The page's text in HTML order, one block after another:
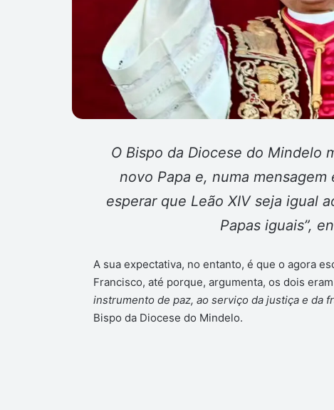
O Bispo da Diocese do Mindelo
novo Papa e, numa
esperar que Leão XIV seja igual
Papas iguais”,
A sua expectativa, no entanto, é que o agora
Francisco, até porque, argumenta, os dois
instrumento de paz, ao serviço da justiça e da
Bispo da Diocese do Mindelo.